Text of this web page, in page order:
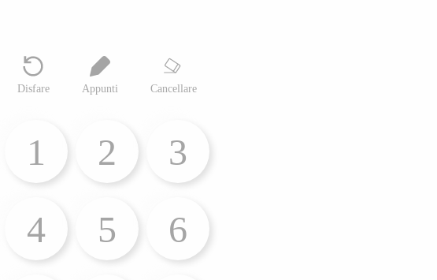
Disfare Appunti Cancellare
1 2
3
4
5
6